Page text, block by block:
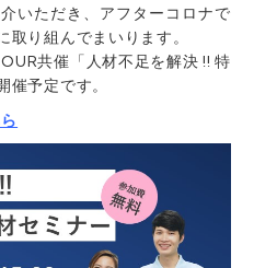
いただき、アフターコロナで
り組んでまいります。
共催「人材不足を解決 !! 特
催予定です。